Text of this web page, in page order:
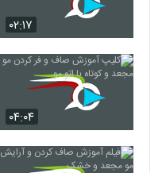
۰۲:۱۷
۰۴:۰۴